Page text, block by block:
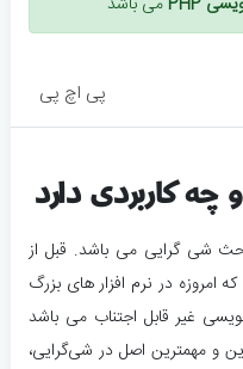
پی اچ پی
شی گرایی می باشد. قبل از
یادگیری شی‌گرایی یا Object Oriented که امروزه در نرم افزار های بزرگ
غیر قابل اجتناب می باشد
و مهمترین اصل در شی‌گرایی،